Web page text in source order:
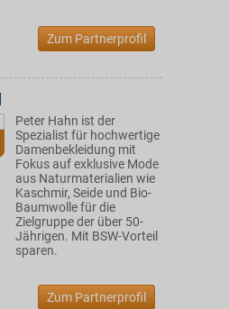
Zum Partnerprofil
Peter Hahn ist der
Spezialist für hochwertige
Damenbekleidung mit
Fokus auf exklusive Mode
aus Naturmaterialien wie
Kaschmir, Seide und Bio-
Baumwolle für die
Zielgruppe der über 50-
Jährigen. Mit BSW-Vorteil
sparen.
Zum Partnerprofil